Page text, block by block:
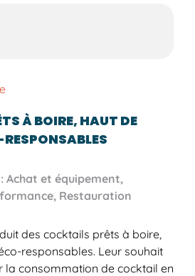
À BOIRE, HAUT DE
Achat et équipement,
Restauration
des cocktails prêts à boire,
responsables. Leur souhait
la consommation de cocktail en